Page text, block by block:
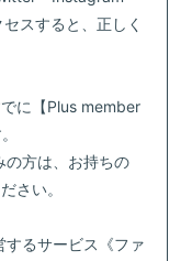
スすると、正しく
に【Plus member
の方は、お持ちの
さい。
るサービス《ファ